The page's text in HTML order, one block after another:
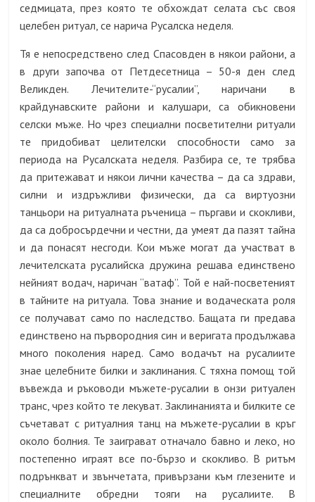
седмицата, през която те обхождат селата със своя
целебен ритуал, се нарича Русалска неделя.
Тя е непосредствено след Спасовден в някои райони, а
в други започва от Петдесетница – 50-я ден след
Великден. Лечителите-“русалии”, наричани в
крайдунавските райони и калушари, са обикновени
селски мъже. Но чрез специални посветителни ритуали
те придобиват целителски способности само за
периода на Русалската неделя. Разбира се, те трябва
да притежават и някои лични качества – да са здрави,
силни и издръжливи физически, да са виртуозни
танцьори на ритуалната ръченица – пъргави и скокливи,
да са добросърдечни и честни, да умеят да пазят тайна
и да понасят несгоди. Кои мъже могат да участват в
лечителската русалийска дружина решава единствено
нейният водач, наричан “ватаф”. Той е най-посветеният
в тайните на ритуала. Това знание и водаческата роля
се получават само по наследство. Бащата ги предава
единствено на първородния син и веригата продължава
много поколения наред. Само водачът на русалиите
знае целебните билки и заклинания. С тяхна помощ той
въвежда и ръководи мъжете-русалии в онзи ритуален
транс, чрез който те лекуват. Заклинанията и билките се
съчетават с ритуалния танц на мъжете-русалии в кръг
около болния. Те заиграват отначало бавно и леко, но
постепенно играят все по-бързо и скокливо. В ритъм
подрънкват и звънчетата, привързани към глезените и
специалните обредни тояги на русалиите. В